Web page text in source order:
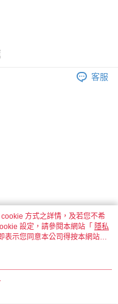
費
費
客服
方式之詳情，及若您不希
設定，請參閱本網站「 隱私
表示您同意本公司得按本網站使